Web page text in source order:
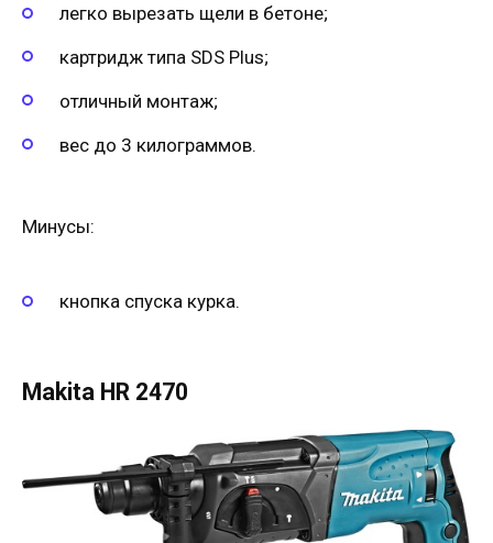
легко вырезать щели в бетоне;
картридж типа SDS Plus;
отличный монтаж;
вес до 3 килограммов.
Минусы:
кнопка спуска курка.
Makita HR 2470